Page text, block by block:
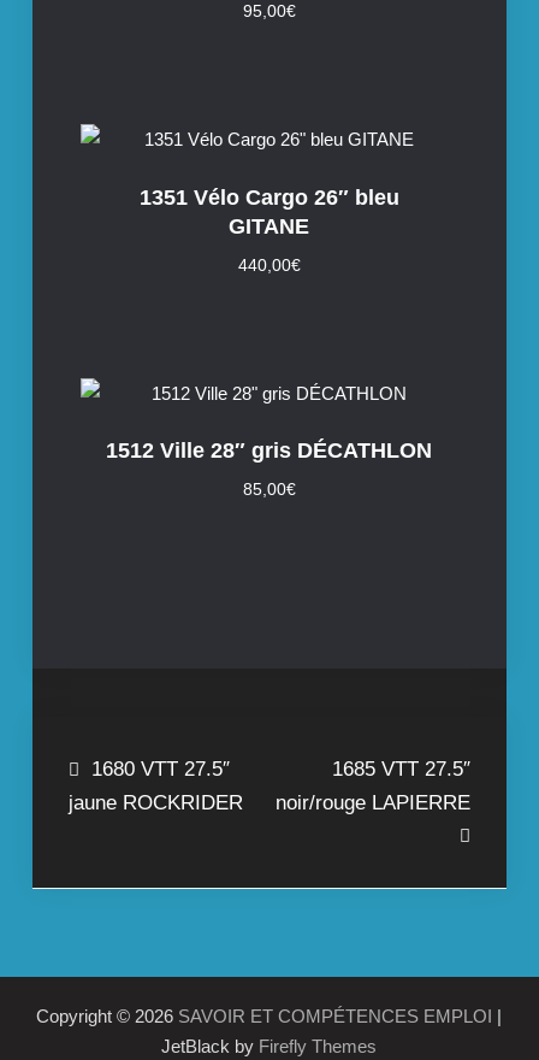
95,00€
1351 Vélo Cargo 26″ bleu
GITANE
440,00€
1512 Ville 28″ gris DÉCATHLON
85,00€
Navigation
de
1680 VTT 27.5″
jaune ROCKRIDER
1685 VTT 27.5″
noir/rouge LAPIERRE
Copyright © 2026 SAVOIR ET COMPÉTENCES EMPLOI |
JetBlack by Firefly Themes